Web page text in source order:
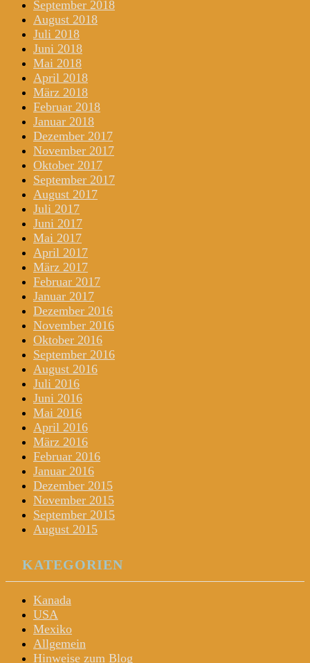
September 2018
August 2018
Juli 2018
Juni 2018
Mai 2018
April 2018
März 2018
Februar 2018
Januar 2018
Dezember 2017
November 2017
Oktober 2017
September 2017
August 2017
Juli 2017
Juni 2017
Mai 2017
April 2017
März 2017
Februar 2017
Januar 2017
Dezember 2016
November 2016
Oktober 2016
September 2016
August 2016
Juli 2016
Juni 2016
Mai 2016
April 2016
März 2016
Februar 2016
Januar 2016
Dezember 2015
November 2015
September 2015
August 2015
KATEGORIEN
Kanada
USA
Mexiko
Allgemein
Hinweise zum Blog